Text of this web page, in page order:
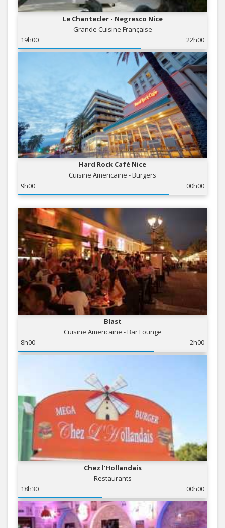
Le Chantecler - Negresco Nice
Grande Cuisine Française
19h00
22h00
Hard Rock Café Nice
Cuisine Americaine - Burgers
9h00
00h00
Blast
Cuisine Americaine - Bar Lounge
8h00
2h00
Chez l'Hollandais
Restaurants
18h30
00h00